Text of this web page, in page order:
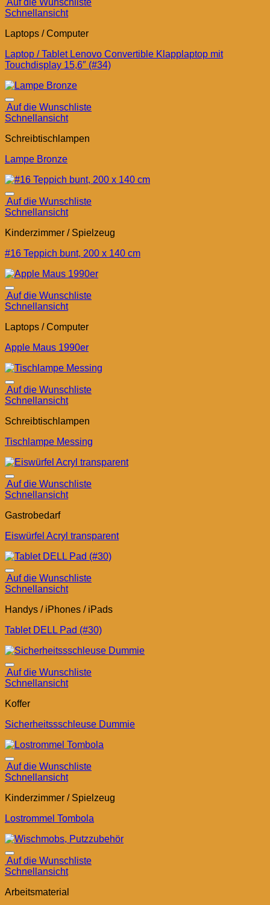
Auf die Wunschliste
Schnellansicht
Laptops / Computer
Laptop / Tablet Lenovo Convertible Klapplaptop mit
Touchdisplay 15,6″ (#34)
Auf die Wunschliste
Schnellansicht
Schreibtischlampen
Lampe Bronze
Auf die Wunschliste
Schnellansicht
Kinderzimmer / Spielzeug
#16 Teppich bunt, 200 x 140 cm
Auf die Wunschliste
Schnellansicht
Laptops / Computer
Apple Maus 1990er
Auf die Wunschliste
Schnellansicht
Schreibtischlampen
Tischlampe Messing
Auf die Wunschliste
Schnellansicht
Gastrobedarf
Eiswürfel Acryl transparent
Auf die Wunschliste
Schnellansicht
Handys / iPhones / iPads
Tablet DELL Pad (#30)
Auf die Wunschliste
Schnellansicht
Koffer
Sicherheitssschleuse Dummie
Auf die Wunschliste
Schnellansicht
Kinderzimmer / Spielzeug
Lostrommel Tombola
Auf die Wunschliste
Schnellansicht
Arbeitsmaterial